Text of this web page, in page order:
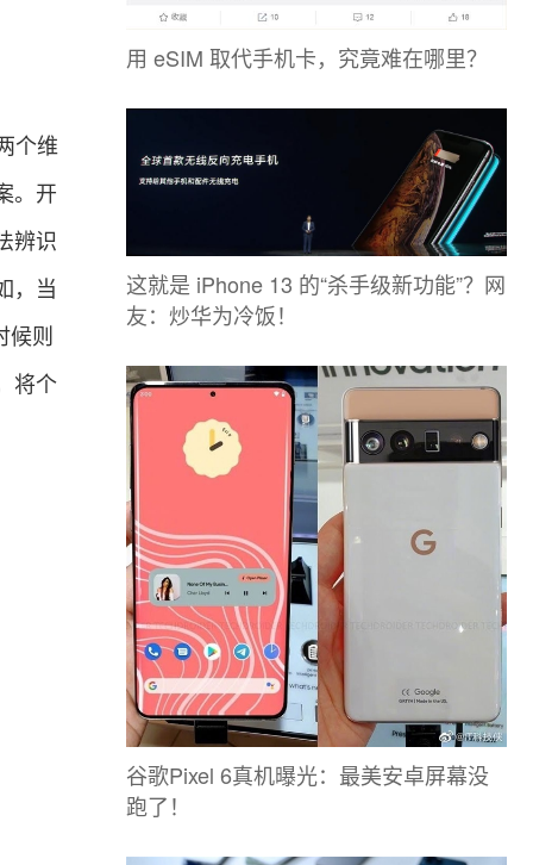
个维
。开
辨识
，当
候则
将个
用 eSIM 取代手机卡，究竟难在哪里？
这就是 iPhone 13 的“杀手级新功能”？网
友：炒华为冷饭！
谷歌Pixel 6真机曝光：最美安卓屏幕没
跑了！